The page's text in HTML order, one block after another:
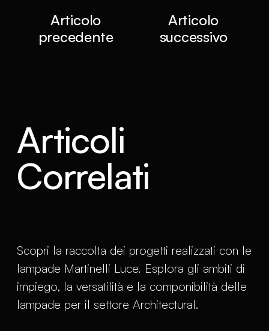
Articolo
precedente
Articolo
successivo
Articoli
Correlati
Scopri la raccolta dei progetti realizzati con le
lampade Martinelli Luce. Esplora gli ambiti di
impiego, la versatilità e la componibilità delle
lampade per il settore Architectural.